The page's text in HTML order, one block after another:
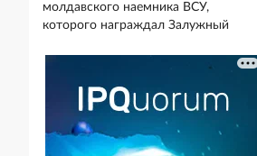
молдавского наемника ВСУ,
которого награждал Залужный